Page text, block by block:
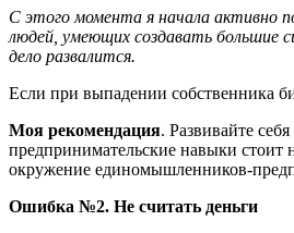
С этого момента я начала активно
людей, умеющих создавать большие
дело развалится.
Если при выпадении собственника
Моя рекомендация. Развивайте
предпринимательские навыки стоит
окружение единомышленников-
Ошибка №2. Не считать деньги